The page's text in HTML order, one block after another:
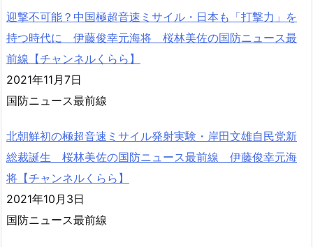
迎撃不可能？中国極超音速ミサイル・日本も「打撃力」を
持つ時代に 伊藤俊幸元海将 桜林美佐の国防ニュース最
前線【チャンネルくらら】
2021年11月7日
国防ニュース最前線
北朝鮮初の極超音速ミサイル発射実験・岸田文雄自民党新
総裁誕生 桜林美佐の国防ニュース最前線 伊藤俊幸元海
将【チャンネルくらら】
2021年10月3日
国防ニュース最前線